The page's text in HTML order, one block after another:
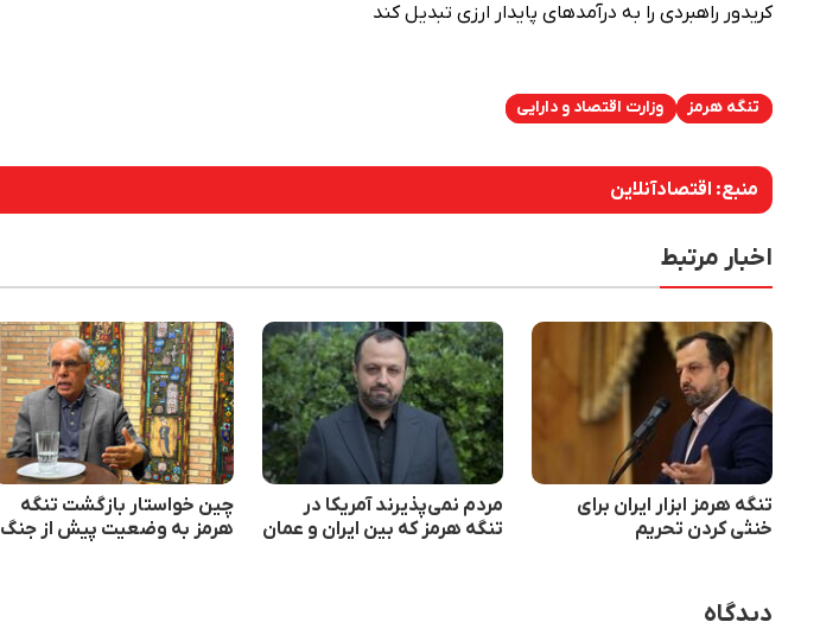
کریدور راهبردی را به درآمد‌های پایدار ارزی تبدیل کند
تنگه هرمز وزارت اقتصاد و دارایی
منبع: اقتصادآنلاین
اخبار مرتبط
تنگه هرمز ابزار ایران برای
خنثی کردن تحریم
مردم نمی‌پذیرند آمریکا در
تنگه هرمز که بین ایران و عمان
چین خواستار بازگشت تنگه
هرمز به وضعیت پیش از جنگ
دیدگاه